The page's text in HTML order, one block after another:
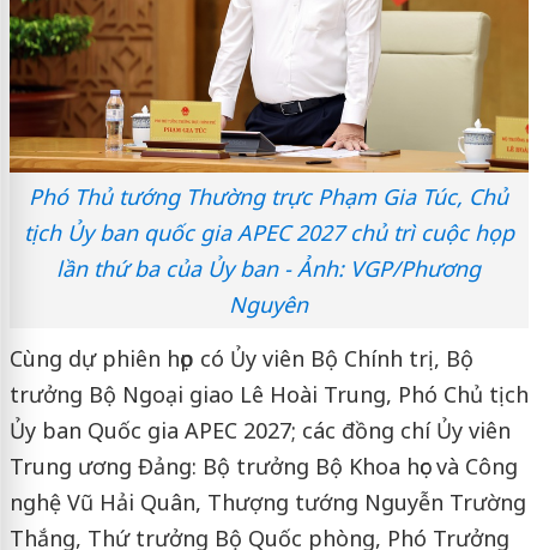
Phó Thủ tướng Thường trực Phạm Gia Túc, Chủ
tịch Ủy ban quốc gia APEC 2027 chủ trì cuộc họp
lần thứ ba của Ủy ban - Ảnh: VGP/Phương
Nguyên
Cùng dự phiên họp có Ủy viên Bộ Chính trị, Bộ
trưởng Bộ Ngoại giao Lê Hoài Trung, Phó Chủ tịch
Ủy ban Quốc gia APEC 2027; các đồng chí Ủy viên
Trung ương Đảng: Bộ trưởng Bộ Khoa học và Công
nghệ Vũ Hải Quân, Thượng tướng Nguyễn Trường
Thắng, Thứ trưởng Bộ Quốc phòng, Phó Trưởng